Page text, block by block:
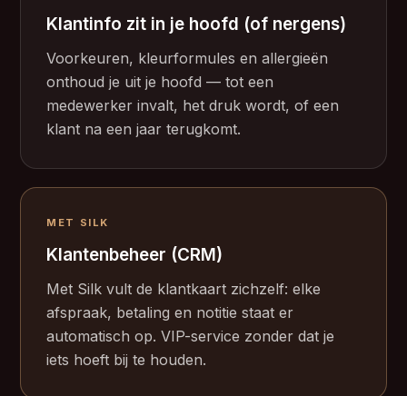
Klantinfo zit in je hoofd (of nergens)
Voorkeuren, kleurformules en allergieën
onthoud je uit je hoofd — tot een
medewerker invalt, het druk wordt, of een
klant na een jaar terugkomt.
MET SILK
Klantenbeheer (CRM)
Met Silk vult de klantkaart zichzelf: elke
afspraak, betaling en notitie staat er
automatisch op. VIP-service zonder dat je
iets hoeft bij te houden.